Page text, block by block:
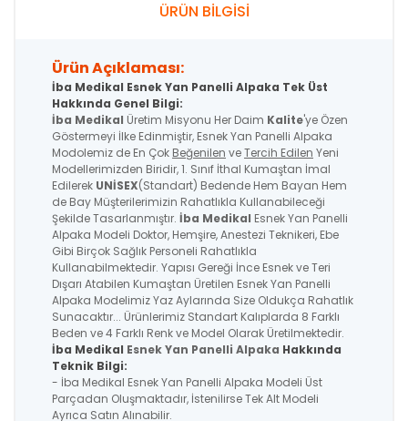
ÜRÜN BİLGİSİ
Ürün Açıklaması:
İba Medikal Esnek Yan Panelli Alpaka Tek Üst
Hakkında Genel Bilgi:
İba Medikal Üretim Misyonu Her Daim Kalite'ye Özen
Göstermeyi İlke Edinmiştir, Esnek Yan Panelli Alpaka
Modolemiz de En Çok Beğenilen veTercih Edilen Yeni
Modellerimizden Biridir, 1. Sınıf İthal Kumaştan İmal
Edilerek UNİSEX(Standart) Bedende Hem Bayan Hem
de Bay Müşterilerimizin Rahatlıkla Kullanabileceği
Şekilde Tasarlanmıştır. İba Medikal Esnek Yan Panelli
Alpaka Modeli Doktor, Hemşire, Anestezi Teknikeri, Ebe
Gibi Birçok Sağlık Personeli Rahatlıkla
Kullanabilmektedir. Yapısı Gereği İnce Esnek ve Teri
Dışarı Atabilen Kumaştan Üretilen Esnek Yan Panelli
Alpaka Modelimiz Yaz Aylarında Size Oldukça Rahatlık
Sunacaktır... Ürünlerimiz Standart Kalıplarda 8 Farklı
Beden ve 4 Farklı Renk ve Model Olarak Üretilmektedir.
İba Medikal Esnek Yan Panelli Alpaka Hakkında
Teknik Bilgi:
- İba Medikal Esnek Yan Panelli Alpaka Modeli Üst
Parçadan Oluşmaktadır, İstenilirse Tek Alt Modeli
Ayrıca Satın Alınabilir.